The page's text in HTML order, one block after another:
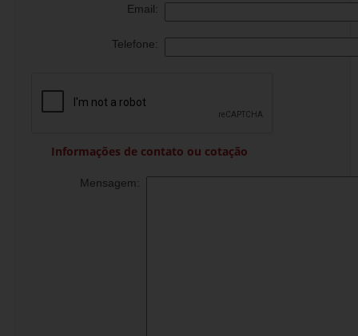
Email:
Telefone:
Informações de contato ou cotação
Mensagem: